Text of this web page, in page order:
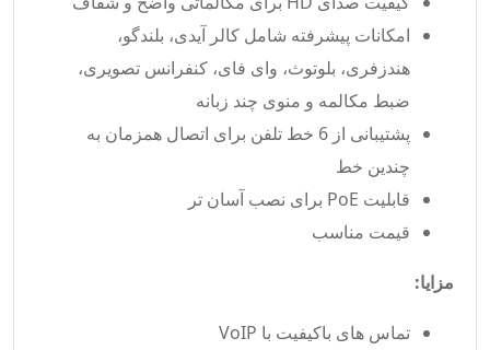
امکانات پیشرفته شامل کالر آیدی، بلندگو،
هندزفری، بلوتوث، وای فای، کنفرانس تصویری،
ضبط مکالمه و منوی چند زبانه
پشتیبانی از 6 خط تلفن برای اتصال همزمان به
چندین خط
قابلیت PoE برای نصب آسان تر
قیمت مناسب
مزایا:
تماس های باکیفیت با VoIP